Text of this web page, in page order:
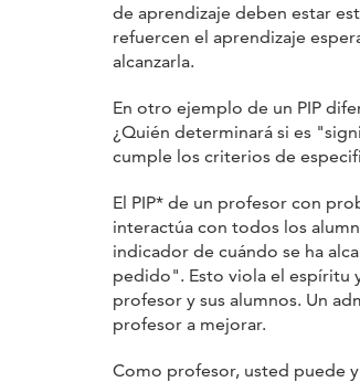
de aprendizaje deben estar
refuercen el aprendizaje
alcanzarla.
En otro ejemplo de un PIP
¿Quién determinará si es
cumple los criterios de
El PIP* de un profesor con
interactúa con todos los
indicador de cuándo se ha
pedido". Esto viola el espíritu
profesor y sus alumnos. Un
profesor a mejorar.
Como profesor, usted puede